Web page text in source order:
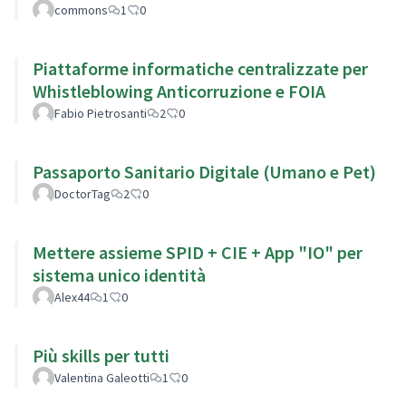
commons 1 0
Piattaforme informatiche centralizzate per
Whistleblowing Anticorruzione e FOIA
Fabio Pietrosanti 2 0
Passaporto Sanitario Digitale (Umano e Pet)
DoctorTag 2 0
Mettere assieme SPID + CIE + App "IO" per
sistema unico identità
Alex44 1 0
Più skills per tutti
Valentina Galeotti 1 0